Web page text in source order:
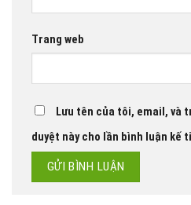
Trang web
Lưu tên của tôi, email, và
duyệt này cho lần bình luận kế